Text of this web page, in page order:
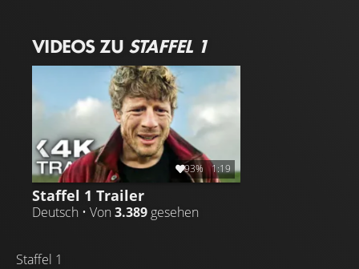
VIDEOS ZU STAFFEL 1
93% 1:19
Staffel 1 Trailer
Deutsch • Von 3.389 gesehen
Staffel 1